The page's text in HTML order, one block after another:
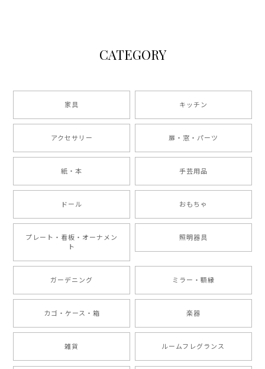
CATEGORY
家具 キッチン
アクセサリー 扉・窓・パーツ
紙・本 手芸用品
ドール おもちゃ
プレート・看板・オーナメン
ト
照明器具
ガーデニング ミラー・額縁
カゴ・ケース・箱 楽器
雑貨 ルームフレグランス